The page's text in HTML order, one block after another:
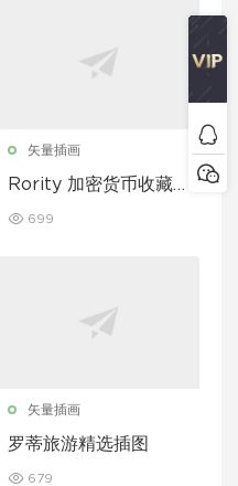
矢量插画
Rority 加密货币收藏
699
矢量插画
罗蒂旅游精选插图
679